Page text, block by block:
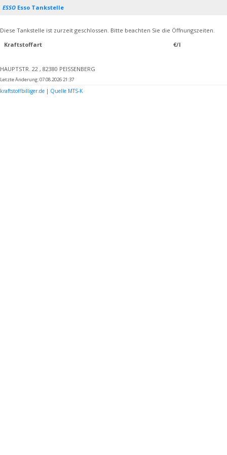
ESSO Esso Tankstelle
Diese Tankstelle ist zurzeit geschlossen. Bitte beachten Sie die Öffnungszeiten.
Kraftstoffart
€/l
HAUPTSTR. 22 , 82380 PEISSENBERG
Letzte Änderung: 07.08.2026 21:37
kraftstoffbilliger.de | Quelle MTS-K